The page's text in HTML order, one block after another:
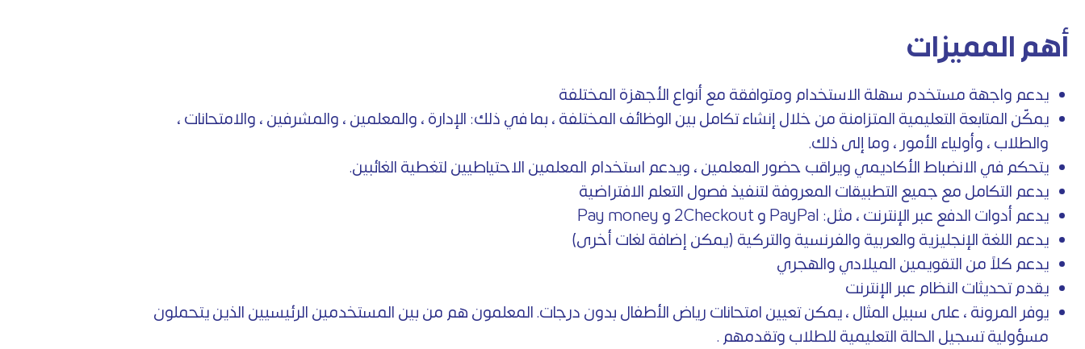
أهم المميزات
يدعم واجهة مستخدم سهلة الاستخدام ومتوافقة مع أنواع الأجهزة المختلفة
يمكّن المتابعة التعليمية المتزامنة من خلال إنشاء تكامل بين الوظائف المختلفة ، بما في ذلك: الإدارة ، والمعلمين ، والمشرفين ، والامتحانات ،
والطلاب ، وأولياء الأمور ، وما إلى ذلك.
يتحكم في الانضباط الأكاديمي ويراقب حضور المعلمين ، ويدعم استخدام المعلمين الاحتياطيين لتغطية الغائبين.
يدعم التكامل مع جميع التطبيقات المعروفة لتنفيذ فصول التعلم الافتراضية
يدعم أدوات الدفع عبر الإنترنت ، مثل: PayPal و 2Checkout و Pay money
يدعم اللغة الإنجليزية والعربية والفرنسية والتركية (يمكن إضافة لغات أخرى)
يدعم كلاً من التقويمين الميلادي والهجري
يقدم تحديثات النظام عبر الإنترنت
يوفر المرونة ، على سبيل المثال ، يمكن تعيين امتحانات رياض الأطفال بدون درجات. المعلمون هم من بين المستخدمين الرئيسيين الذين يتحملون
مسؤولية تسجيل الحالة التعليمية للطلاب وتقدمهم .